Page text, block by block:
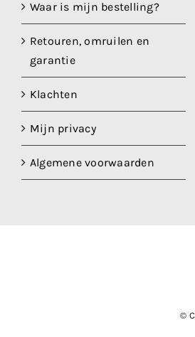
Waar is mijn bestelling?
Retouren, omruilen en
garantie
Klachten
Mijn privacy
Algemene voorwaarden
©